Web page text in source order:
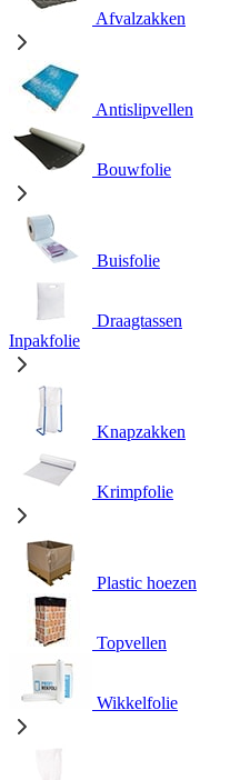
Afvalzakken
Antislipvellen
Bouwfolie
Buisfolie
Draagtassen
Inpakfolie
Knapzakken
Krimpfolie
Plastic hoezen
Topvellen
Wikkelfolie